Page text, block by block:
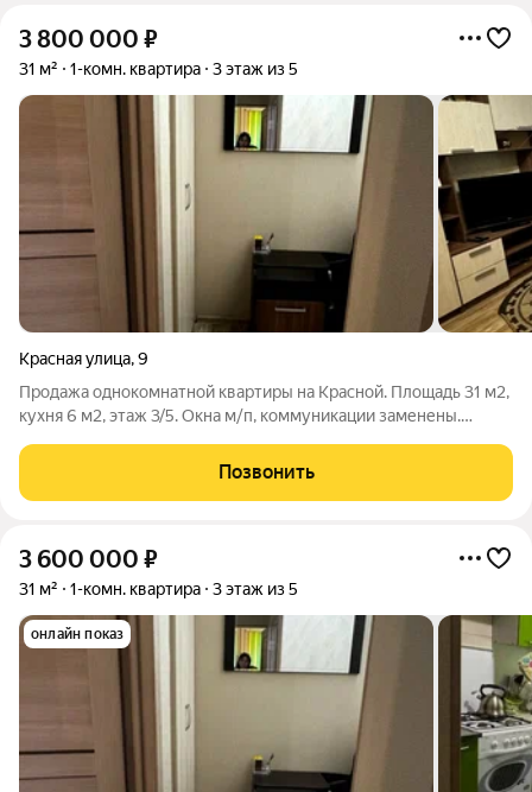
3 800 000 ₽
31 м² 1-комн. квартира 3 этаж из 5
Красная улица,9
Продажа однокомнатной квартиры на Красной. Площадь 31 м2,
кухня 6 м2, этаж 3/5. Окна м/п, коммуникации заменены.
бытовая техника. Акт 120,15Позвонить
3 600 000 ₽
31 м² 1-комн. квартира 3 этаж из 5
онлайн показ